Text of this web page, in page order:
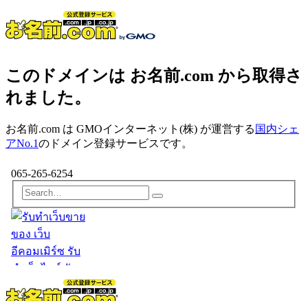
このドメインは お名前.com から取得さ
れました。
お名前.com は GMOインターネット(株) が運営する 国内シェ
アNo.1のドメイン登録サービスです。